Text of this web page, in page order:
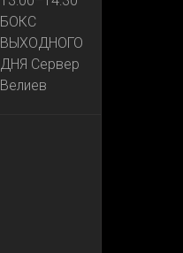
БОКС
ВЫХОДНОГО
ДНЯ Сервер
Велиев